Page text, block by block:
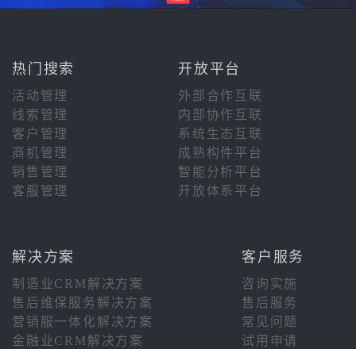
热门搜索 开放平台
活动管理
外部合作互联
线索管理
内部协作互联
客户管理
系统生态互联
商机管理
成熟构件平台
销售管理
智能分析平台
客服管理
开放体系平台
解决方案 客户服务
制造业CRM解决方案
咨询实施
售后维保服务解决方案
售后服务
营销服一体化解决方案
常见问题
金融业CRM解决方案
试用申请